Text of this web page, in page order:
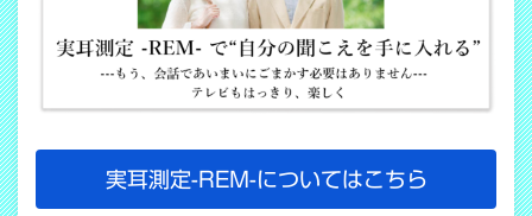
実耳測定-REM-についてはこちら